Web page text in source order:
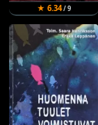
★ 6.34/ 9